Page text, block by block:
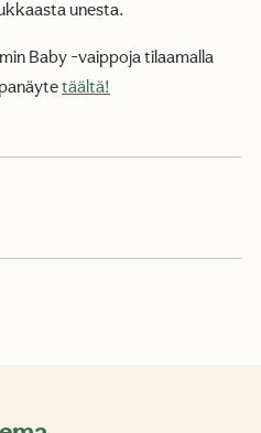
unesta.
Baby -vaippoja tilaamalla
täältä!